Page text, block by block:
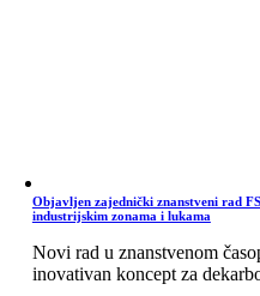
Objavljen zajednički znanstveni rad
industrijskim zonama i lukama
Novi rad u znanstvenom
inovativan koncept za